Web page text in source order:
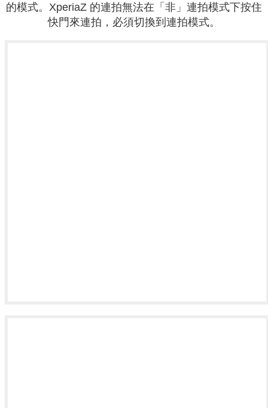
的模式。XperiaZ 的連拍無法在「非」連拍模式下按住
快門來連拍，必須切換到連拍模式。